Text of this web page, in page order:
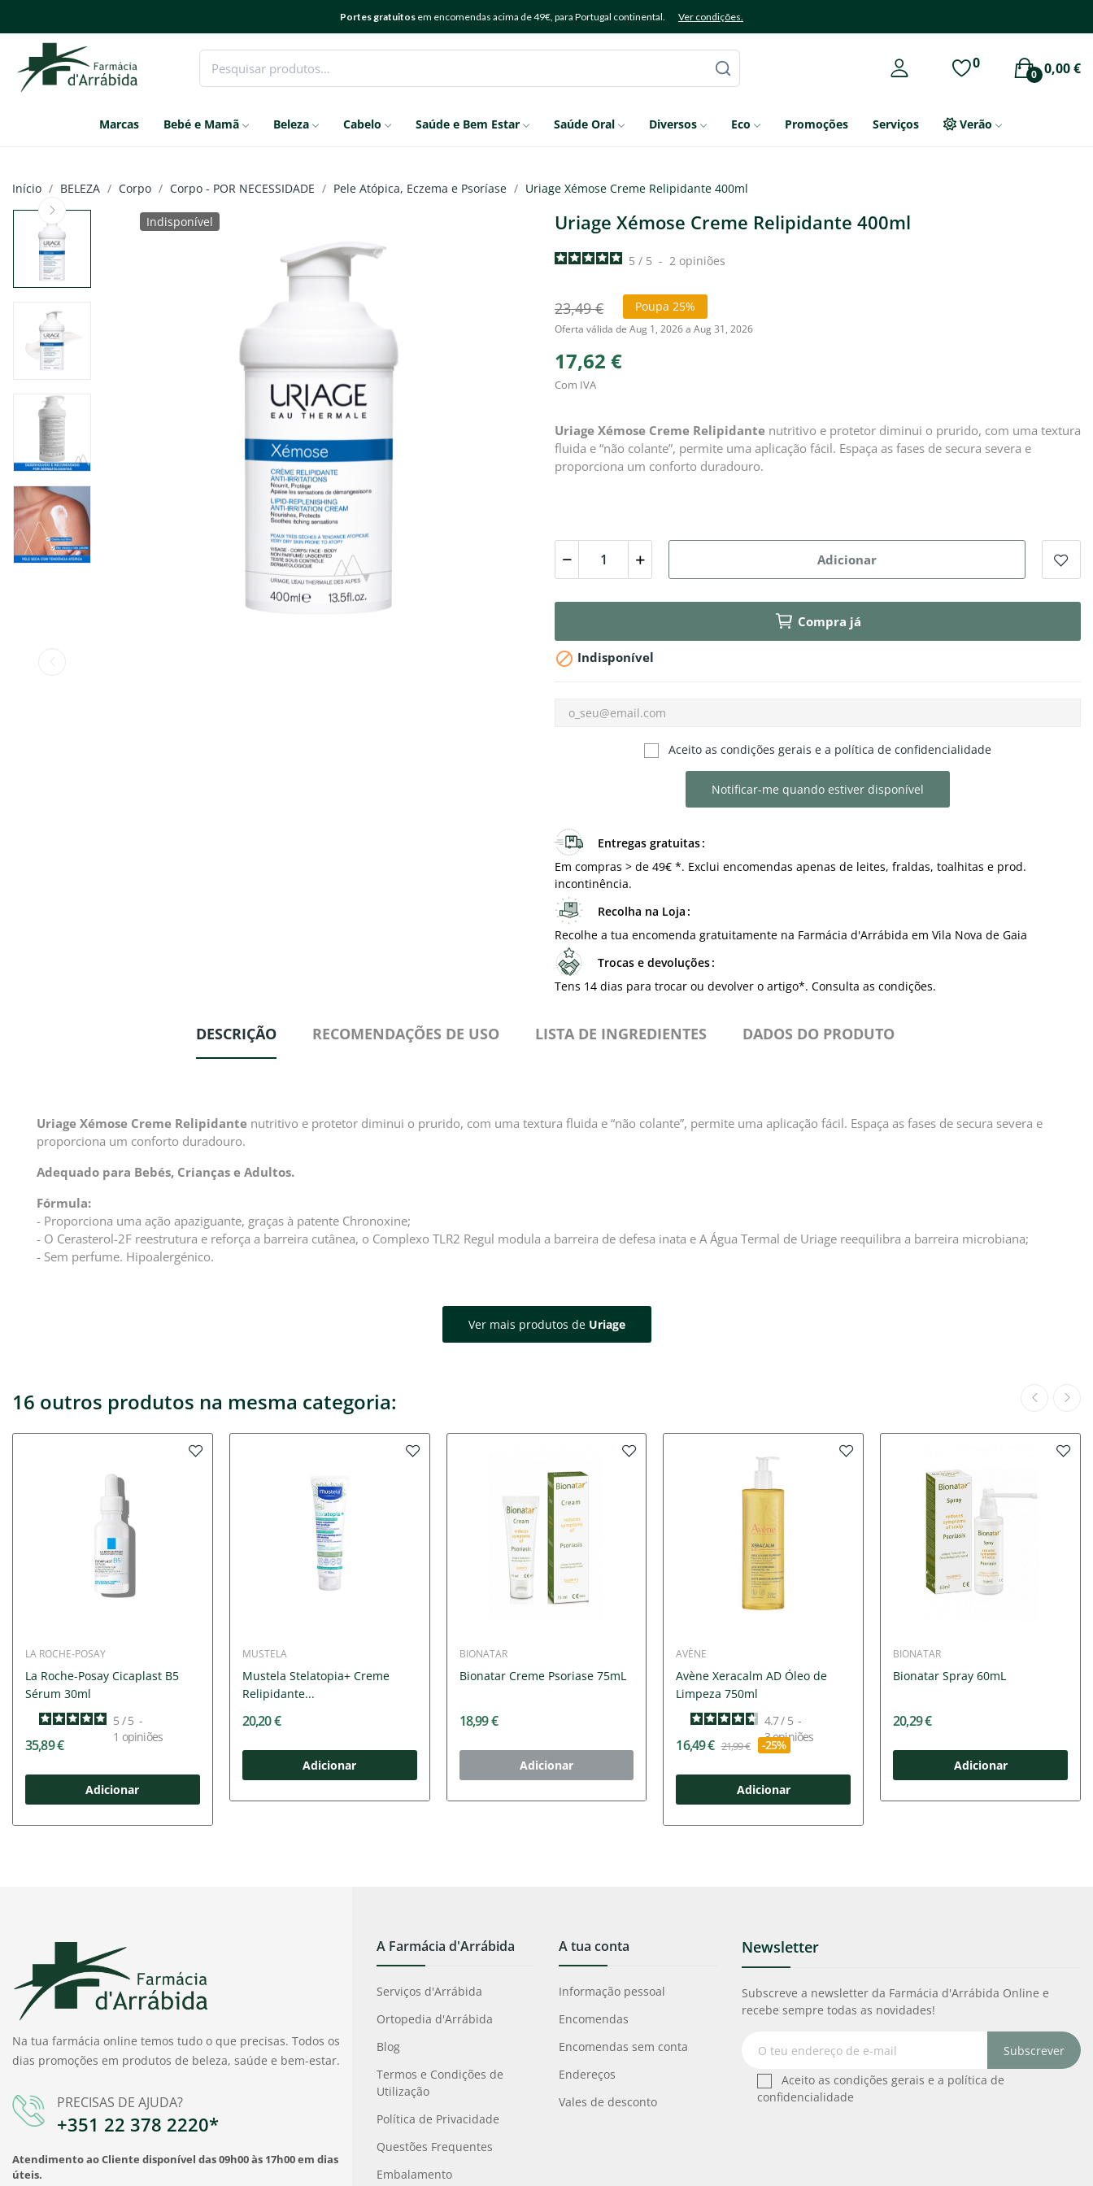
Portes gratuitos em encomendas acima de 49€, para Portugal continental. Ver condições.
0 0,00 €
0
Marcas Bebé e Mamã Beleza Cabelo Saúde e Bem Estar Saúde Oral Diversos Eco Promoções Serviços Verão
Início BELEZA Corpo Corpo - POR NECESSIDADE Pele Atópica, Eczema e Psoríase Uriage Xémose Creme Relipidante 400ml
Indisponível Uriage Xémose Creme Relipidante 400ml
5 / 5 - 2 opiniões
23,49 € Poupa 25%
Oferta válida de Aug 1, 2026 a Aug 31, 2026
17,62 €
Com IVA
Uriage Xémose Creme Relipidante nutritivo e protetor diminui o prurido, com uma textura
fluida e “não colante”, permite uma aplicação fácil. Espaça as fases de secura severa e
proporciona um conforto duradouro.
Adicionar
Compra já
 Indisponível
Aceito as condições gerais e a política de confidencialidade
Notificar-me quando estiver disponível
Entregas gratuitas
Em compras > de 49€ *. Exclui encomendas apenas de leites, fraldas, toalhitas e prod.
incontinência.
Recolha na Loja
Recolhe a tua encomenda gratuitamente na Farmácia d'Arrábida em Vila Nova de Gaia
Trocas e devoluções
Tens 14 dias para trocar ou devolver o artigo*. Consulta as condições.
DESCRIÇÃO RECOMENDAÇÕES DE USO ⁠LISTA DE INGREDIENTES DADOS DO PRODUTO
Uriage Xémose Creme Relipidante nutritivo e protetor diminui o prurido, com uma textura fluida e “não colante”, permite uma aplicação fácil. Espaça as fases de secura severa e
proporciona um conforto duradouro.
Adequado para Bebés, Crianças e Adultos.
Fórmula:
- Proporciona uma ação apaziguante, graças à patente Chronoxine;
- O Cerasterol-2F reestrutura e reforça a barreira cutânea, o Complexo TLR2 Regul modula a barreira de defesa inata e A Água Termal de Uriage reequilibra a barreira microbiana;
- Sem perfume. Hipoalergénico.
Ver mais produtos de Uriage
16 outros produtos na mesma categoria:
LA ROCHE-POSAY
La Roche-Posay Cicaplast B5
Sérum 30ml
5 / 5 -
1 opiniões
35,89 €
Adicionar
MUSTELA
Mustela Stelatopia+ Creme
Relipidante...
20,20 €
Adicionar
BIONATAR
Bionatar Creme Psoriase 75mL
18,99 €
Adicionar
AVÈNE
Avène Xeracalm AD Óleo de
Limpeza 750ml
4.7/ 5 -
3opiniões
16,49 € 21,99 € -25%
Adicionar
BIONATAR
Bionatar Spray 60mL
20,29 €
Adicionar
Na tua farmácia online temos tudo o que precisas. Todos os
dias promoções em produtos de beleza, saúde e bem-estar.
PRECISAS DE AJUDA?
+351 22 378 2220*
Atendimento ao Cliente disponível das 09h00 às 17h00 em dias
úteis.
A Farmácia d'Arrábida
Serviços d'Arrábida
Ortopedia d'Arrábida
Blog
Termos e Condições de
Utilização
Política de Privacidade
Questões Frequentes
Embalamento
A tua conta
Informação pessoal
Encomendas
Encomendas sem conta
Endereços
Vales de desconto
Newsletter
Subscreve a newsletter da Farmácia d'Arrábida Online e
recebe sempre todas as novidades!
Subscrever
Aceito as condições gerais e a política de
confidencialidade